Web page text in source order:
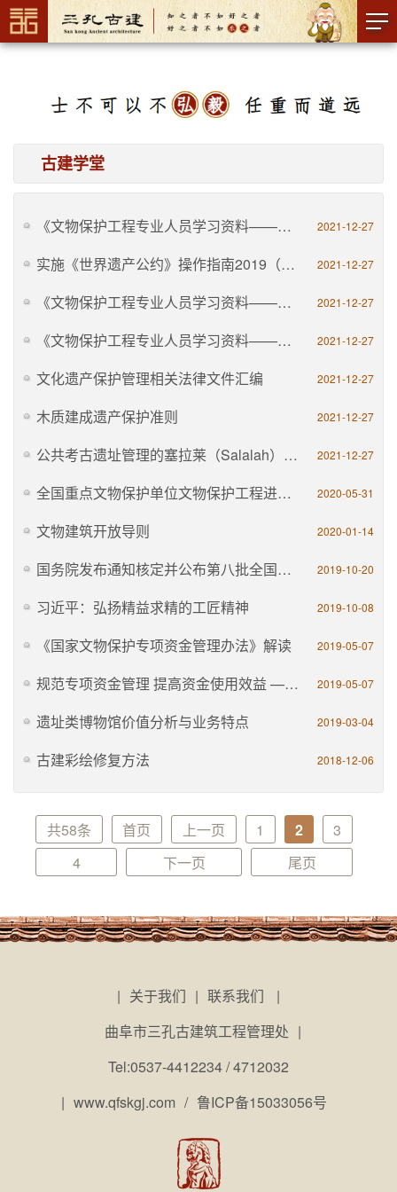
古建学堂
《文物保护工程专业人员学习资料——勘察设计通论》 2021-12-27
实施《世界遗产公约》操作指南2019（中文版） 2021-12-27
《文物保护工程专业人员学习资料——施工通论》 2021-12-27
《文物保护工程专业人员学习资料——法律法规与工程管理》 2021-12-27
文化遗产保护管理相关法律文件汇编 2021-12-27
木质建成遗产保护准则 2021-12-27
公共考古遗址管理的塞拉莱（Salalah）指南 2021-12-27
全国重点文物保护单位文物保护工程进度监管暂行规定 2020-05-31
文物建筑开放导则 2020-01-14
国务院发布通知核定并公布第八批全国重点文物保护单位 2019-10-20
习近平：弘扬精益求精的工匠精神 2019-10-08
《国家文物保护专项资金管理办法》解读 2019-05-07
规范专项资金管理 提高资金使用效益 ——国家文物局相关负责人解读《国家文物保护专项资金管理办法》 2019-05-07
遗址类博物馆价值分析与业务特点 2019-03-04
古建彩绘修复方法 2018-12-06
共58条 首页 上一页 1 2
3
4
下一页 尾页
| 关于我们 | 联系我们
|
曲阜市三孔古建筑工程管理处 |
Tel:0537-4412234 / 4712032
| www.qfskgj.com / 鲁ICP备15033056号